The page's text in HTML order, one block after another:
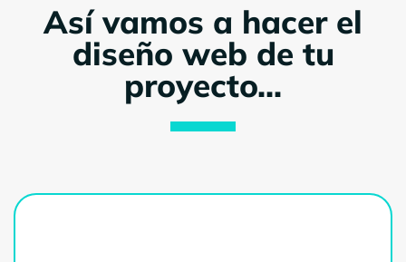
Así vamos a hacer el
diseño web de tu
proyecto...